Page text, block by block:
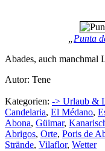
Punta
Abades, auch manchmal
Autor: Tene
Kategorien: -> Urlaub &
Candelaria, El Médano,
Abona, Güimar,
Abrigos, Orte, Poris de
Strände, Vilaflor, Wetter